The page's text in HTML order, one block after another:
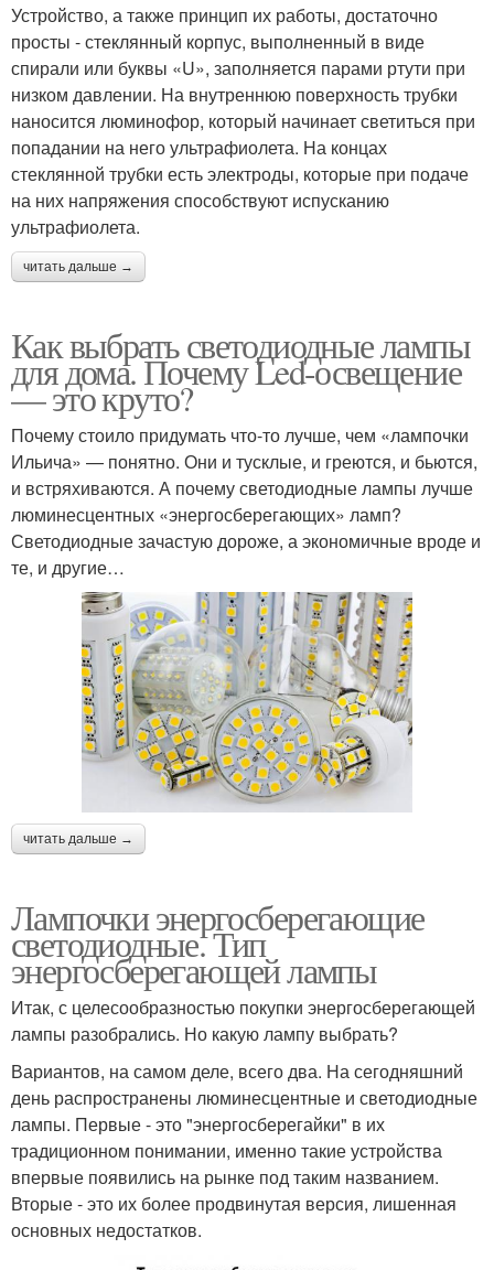
Устройство, а также принцип их работы, достаточно
просты - стеклянный корпус, выполненный в виде
спирали или буквы «U», заполняется парами ртути при
низком давлении. На внутреннюю поверхность трубки
наносится люминофор, который начинает светиться при
попадании на него ультрафиолета. На концах
стеклянной трубки есть электроды, которые при подаче
на них напряжения способствуют испусканию
ультрафиолета.
читать дальше →
Как выбрать светодиодные лампы
для дома. Почему Led-освещение
— это круто?
Почему стоило придумать что-то лучше, чем «лампочки
Ильича» — понятно. Они и тусклые, и греются, и бьются,
и встряхиваются. А почему светодиодные лампы лучше
люминесцентных «энергосберегающих» ламп?
Светодиодные зачастую дороже, а экономичные вроде и
те, и другие…
читать дальше →
Лампочки энергосберегающие
светодиодные. Тип
энергосберегающей лампы
Итак, с целесообразностью покупки энергосберегающей
лампы разобрались. Но какую лампу выбрать?
Вариантов, на самом деле, всего два. На сегодняшний
день распространены люминесцентные и светодиодные
лампы. Первые - это "энергосберегайки" в их
традиционном понимании, именно такие устройства
впервые появились на рынке под таким названием.
Вторые - это их более продвинутая версия, лишенная
основных недостатков.